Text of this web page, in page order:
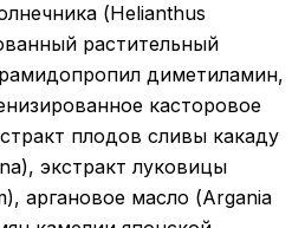
(Helianthus
растительный
диметиламин,
касторовое
плодов сливы какаду
экстракт луковицы
аргановое масло (Argania